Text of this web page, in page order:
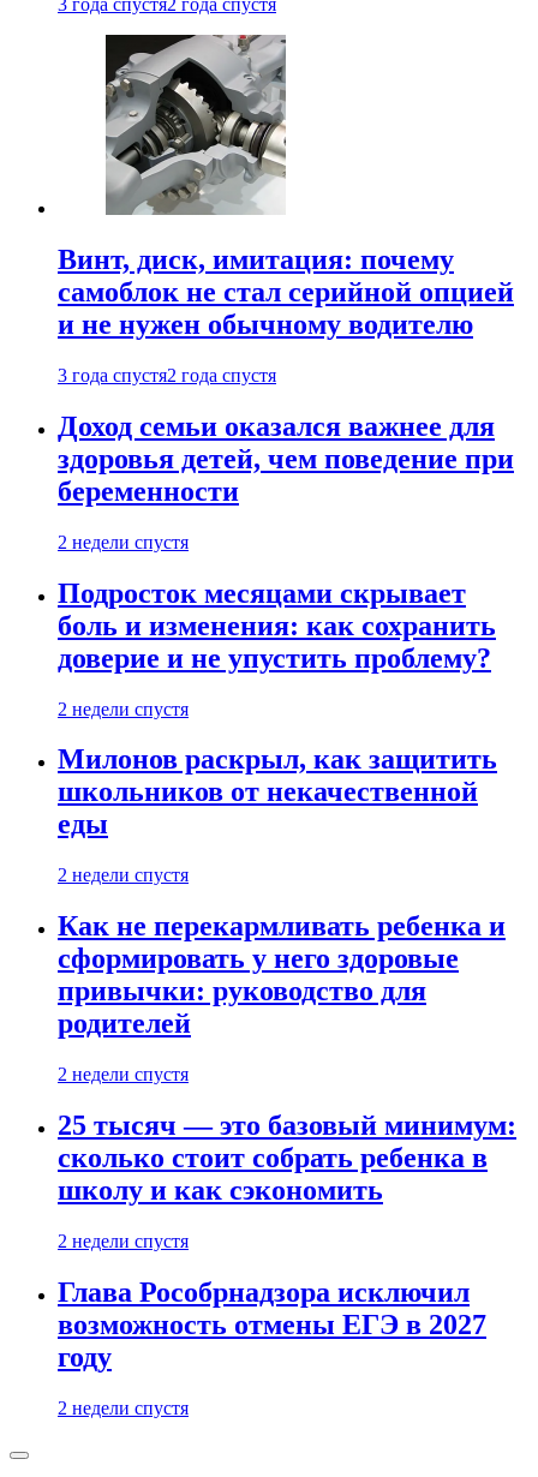
3 года спустя2 года спустя
Винт, диск, имитация: почему
самоблок не стал серийной опцией
и не нужен обычному водителю
3 года спустя2 года спустя
Доход семьи оказался важнее для
здоровья детей, чем поведение при
беременности
2 недели спустя
Подросток месяцами скрывает
боль и изменения: как сохранить
доверие и не упустить проблему?
2 недели спустя
Милонов раскрыл, как защитить
школьников от некачественной
еды
2 недели спустя
Как не перекармливать ребенка и
сформировать у него здоровые
привычки: руководство для
родителей
2 недели спустя
25 тысяч — это базовый минимум:
сколько стоит собрать ребенка в
школу и как сэкономить
2 недели спустя
Глава Рособрнадзора исключил
возможность отмены ЕГЭ в 2027
году
2 недели спустя